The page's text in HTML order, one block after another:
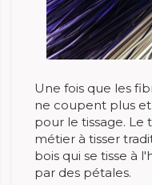
Une fois que les
ne coupent plus
pour le tissage. Le
métier à tisser
bois qui se tisse à
par des pétales.